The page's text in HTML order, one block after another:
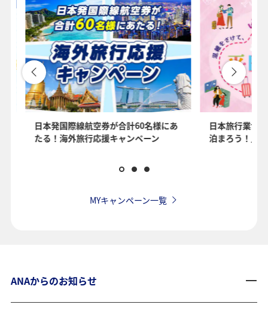
日本発国際線航空券が合計60名様にあ
たる！海外旅行応援キャンペーン
日本旅行業協
泊まろう！」
MYキャンペーン一覧
ANAからのお知らせ